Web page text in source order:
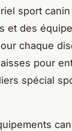
sport
et des
chaque
pour
spécial